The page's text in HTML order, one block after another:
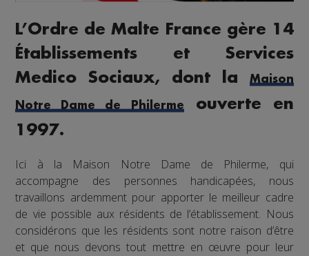
L’Ordre de Malte France gère 14
Établissements et Services
Medico Sociaux, dont la
Maison
Notre Dame de Philerme
ouverte en
1997.
Ici à la Maison Notre Dame de Philerme, qui
accompagne des personnes handicapées, nous
travaillons ardemment pour apporter le meilleur cadre
de vie possible aux résidents de l’établissement. Nous
considérons que les résidents sont notre raison d’être
et que nous devons tout mettre en œuvre pour leur